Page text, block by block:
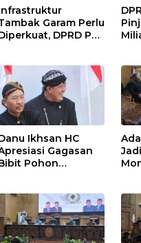
Garam Perlu
DPRD Pati
Lebih Serius
Ikhsan HC
Gagasan
Pohon